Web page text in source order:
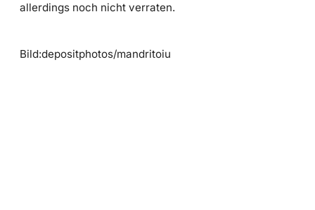
allerdings noch nicht verraten.
Bild:depositphotos/mandritoiu